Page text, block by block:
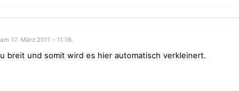
am 17. März 2011 - 11:16.
breit und somit wird es hier automatisch verkleinert.